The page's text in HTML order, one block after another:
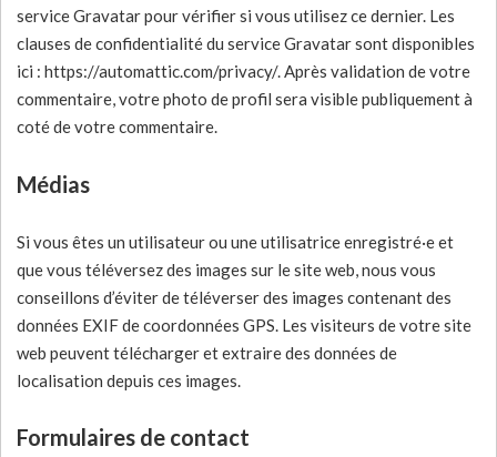
service Gravatar pour vérifier si vous utilisez ce dernier. Les
clauses de confidentialité du service Gravatar sont disponibles
ici : https://automattic.com/privacy/. Après validation de votre
commentaire, votre photo de profil sera visible publiquement à
coté de votre commentaire.
Médias
Si vous êtes un utilisateur ou une utilisatrice enregistré·e et
que vous téléversez des images sur le site web, nous vous
conseillons d’éviter de téléverser des images contenant des
données EXIF de coordonnées GPS. Les visiteurs de votre site
web peuvent télécharger et extraire des données de
localisation depuis ces images.
Formulaires de contact